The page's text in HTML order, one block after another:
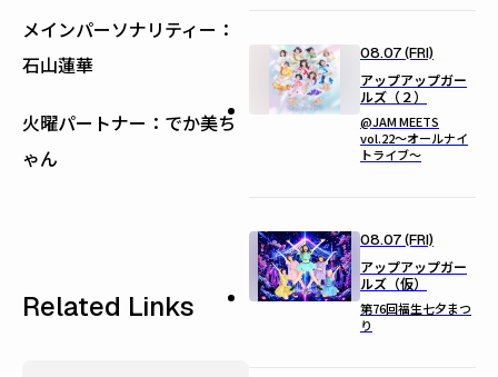
メインパーソナリティー：
石山蓮華
火曜パートナー：でか美ち
ゃん
Related Links
08.07 (FRI)
アップアップガー
ルズ（２）
@JAM MEETS
vol.22〜オールナイ
トライブ〜
08.07 (FRI)
アップアップガー
ルズ（仮）
第76回福生七夕まつ
り